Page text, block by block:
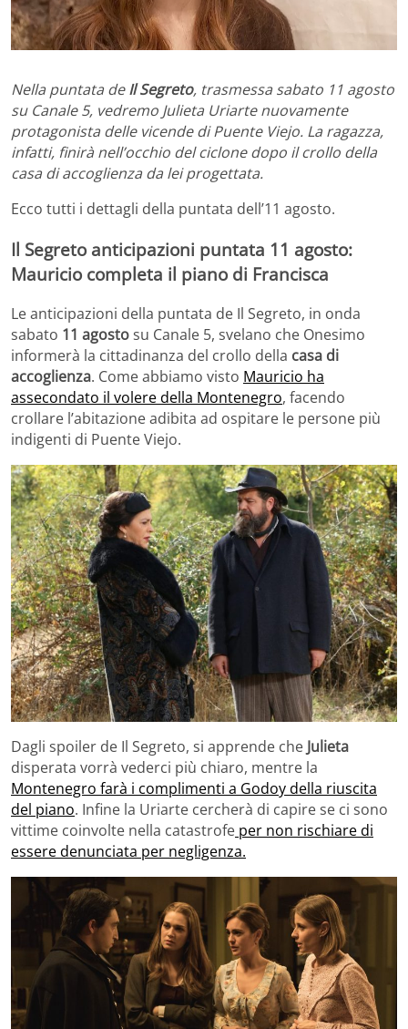
Nella puntata deIl Segreto, trasmessa sabato 11 agosto
su Canale 5, vedremo Julieta Uriarte nuovamente
protagonista delle vicende di Puente Viejo. La ragazza,
infatti, finirà nell’occhio del ciclone dopo il crollo della
casa di accoglienza da lei progettata.
Ecco tutti i dettagli della puntata dell’11 agosto.
Il Segreto anticipazioni puntata 11 agosto:
Mauricio completa il piano di Francisca
Le anticipazioni della puntata de Il Segreto, in onda
sabato 11 agostosu Canale 5, svelano che Onesimo
informerà la cittadinanza del crollo della casa di
accoglienza. Come abbiamo visto Mauricio ha
assecondato il volere della Montenegro, facendo
crollare l’abitazione adibita ad ospitare le persone più
indigenti di Puente Viejo.
Dagli spoiler de Il Segreto, si apprende che Julieta
disperata vorrà vederci più chiaro, mentre la
Montenegro farà i complimenti a Godoy della riuscita
del piano. Infine la Uriarte cercherà di capire se ci sono
vittime coinvolte nella catastrofe per non rischiare di
essere denunciata per negligenza.